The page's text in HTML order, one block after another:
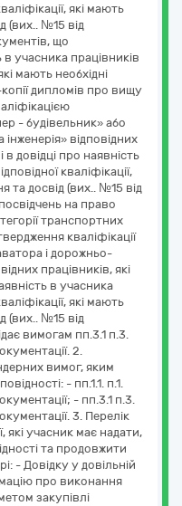
які мають
(вих.. №15 від
що
учасника працівників
мають необхідні
дипломів про вищу
- будівельник» або
відповідних
в довідці про наявність
кваліфікації,
та досвід (вих.. №15 від
на право
транспортних
кваліфікації
і дорожньо-
працівників, які
в учасника
які мають
(вих.. №15 від
вимогам пп.3.1 п.3.
2.
вимог, яким
- пп.1.1. п.1.
- пп.3.1 п.3.
3. Перелік
які учасник має надати,
та продовжити
- Довідку у довільній
про виконання
закупівлі